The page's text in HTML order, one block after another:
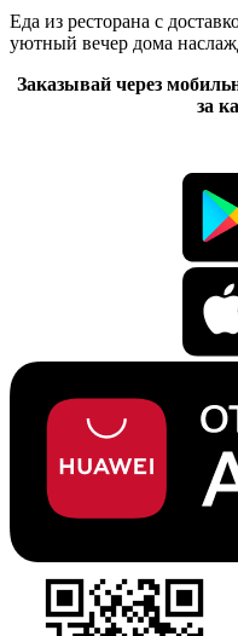
Еда из ресторана с
уютный вечер дома
Заказывай через
за